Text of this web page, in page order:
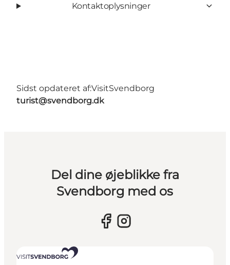
Kontaktoplysninger
Sidst opdateret af:VisitSvendborg
turist@svendborg.dk
Del dine øjeblikke fra
Svendborg med os